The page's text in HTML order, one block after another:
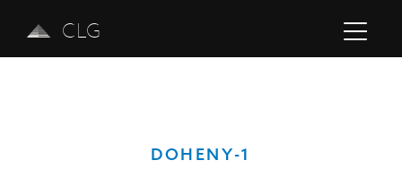
CLG
DOHENY-1